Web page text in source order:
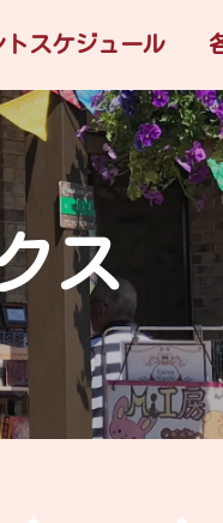
トスケジュール
ス